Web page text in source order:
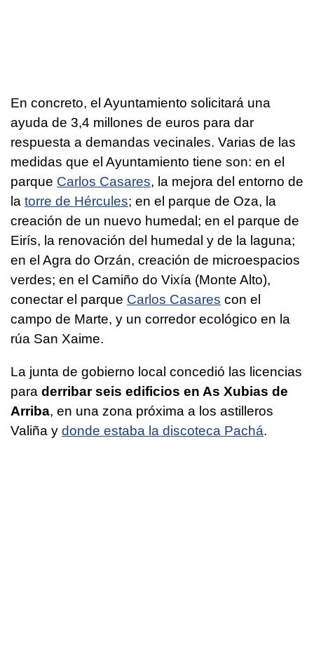
En concreto, el Ayuntamiento solicitará una
ayuda de 3,4 millones de euros para dar
respuesta a demandas vecinales. Varias de las
medidas que el Ayuntamiento tiene son: en el
parque Carlos Casares, la mejora del entorno de
la torre de Hércules; en el parque de Oza, la
creación de un nuevo humedal; en el parque de
Eirís, la renovación del humedal y de la laguna;
en el Agra do Orzán, creación de microespacios
verdes; en el Camiño do Vixía (Monte Alto),
conectar el parque Carlos Casares con el
campo de Marte, y un corredor ecológico en la
rúa San Xaime.
La junta de gobierno local concedió las licencias
para derribar seis edificios en As Xubias de
Arriba, en una zona próxima a los astilleros
Valiña y donde estaba la discoteca Pachá.